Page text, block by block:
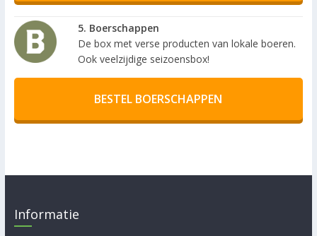
5. Boerschappen
De box met verse producten van lokale boeren.
Ook veelzijdige seizoensbox!
BESTEL BOERSCHAPPEN
Informatie